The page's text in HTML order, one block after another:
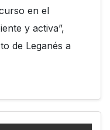
en el
y activa”,
de Leganés a